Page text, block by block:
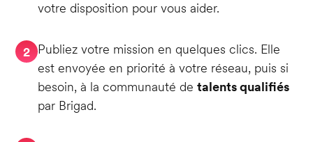
votre disposition pour vous aider.
2 Publiez votre mission en quelques clics. Elle
est envoyée en priorité à votre réseau, puis si
besoin, à la communauté detalents qualifiés
par Brigad.